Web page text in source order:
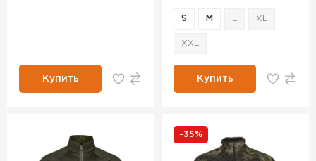
Купить
S M XL
XXL
Купить
-35%